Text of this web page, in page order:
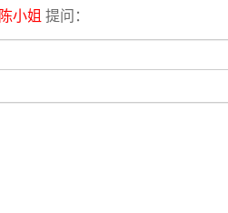
陈小姐 提问：